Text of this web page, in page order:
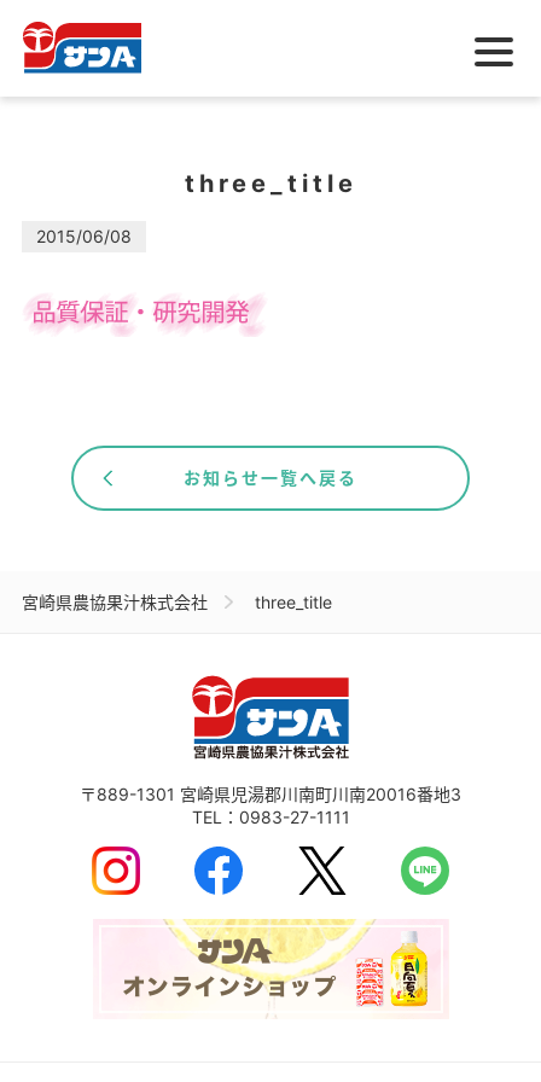
メ
ュ
three_title
2015/06/08
お知らせ一覧へ戻る
宮崎県農協果汁株式会社 three_title
〒889-1301 宮崎県児湯郡川南町川南20016番地3
TEL： 0983-27-1111